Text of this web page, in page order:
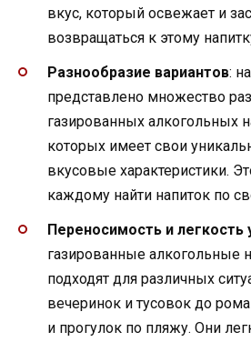
вкус, который освежает и
возвращаться к этому
Разнообразие вариантов:
представлено множество
газированных алкогольных
которых имеет свои
вкусовые характеристики.
каждому найти напиток по
Переносимость и легкость
газированные алкогольные
подходят для различных
вечеринок и тусовок до
и прогулок по пляжу. Они